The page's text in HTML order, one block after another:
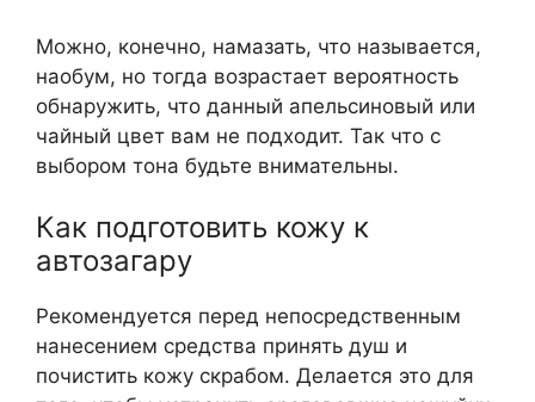
Можно, конечно, намазать, что называется,
наобум, но тогда возрастает вероятность
обнаружить, что данный апельсиновый или
чайный цвет вам не подходит. Так что с
выбором тона будьте внимательны.
Как подготовить кожу к
автозагару
Рекомендуется перед непосредственным
нанесением средства принять душ и
почистить кожу скрабом. Делается это для